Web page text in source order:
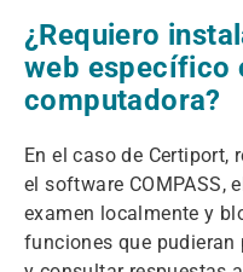
¿Requiero
web específico
computadora?
En el caso de Certiport,
el software COMPASS,
examen localmente y
funciones que pudieran